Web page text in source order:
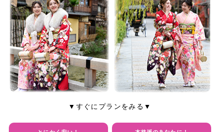
▼すぐにプランをみる▼